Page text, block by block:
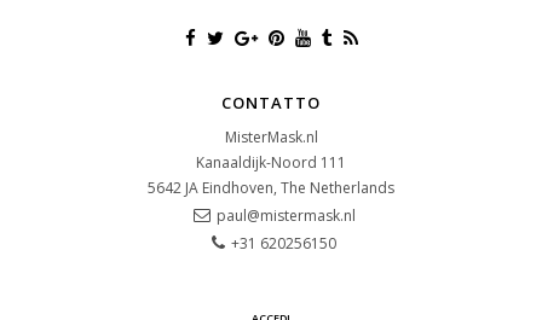
CONTATTO
MisterMask.nl
Kanaaldijk-Noord 111
5642 JA Eindhoven, The Netherlands
paul@mistermask.nl
+31 620256150